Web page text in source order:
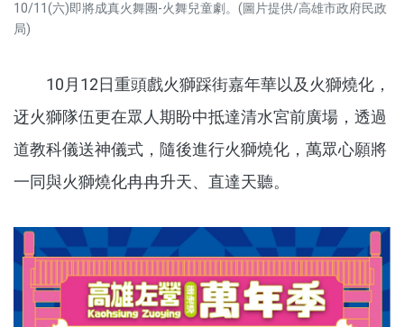
10/11(六)即將成真火舞團-火舞兒童劇。(圖片提供/高雄市政府民政
局)
10月12日重頭戲火獅踩街嘉年華以及火獅燒化，
迓火獅隊伍更在眾人期盼中抵達清水宮前廣場，透過
道教科儀送神儀式，隨後進行火獅燒化，萬眾心願將
一同與火獅燒化冉冉升天、直達天聽。